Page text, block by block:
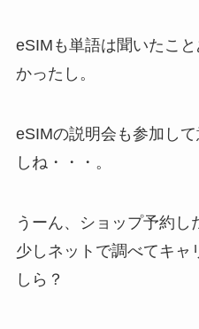
eSIMも単語は聞いたこ
かったし。
eSIMの説明会も参加し
しね・・・。
うーん、ショップ予約し
少しネットで調べてキャ
しら？